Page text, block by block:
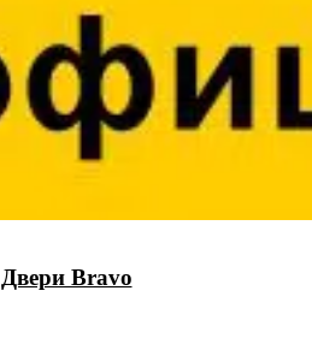
Двери Bravo